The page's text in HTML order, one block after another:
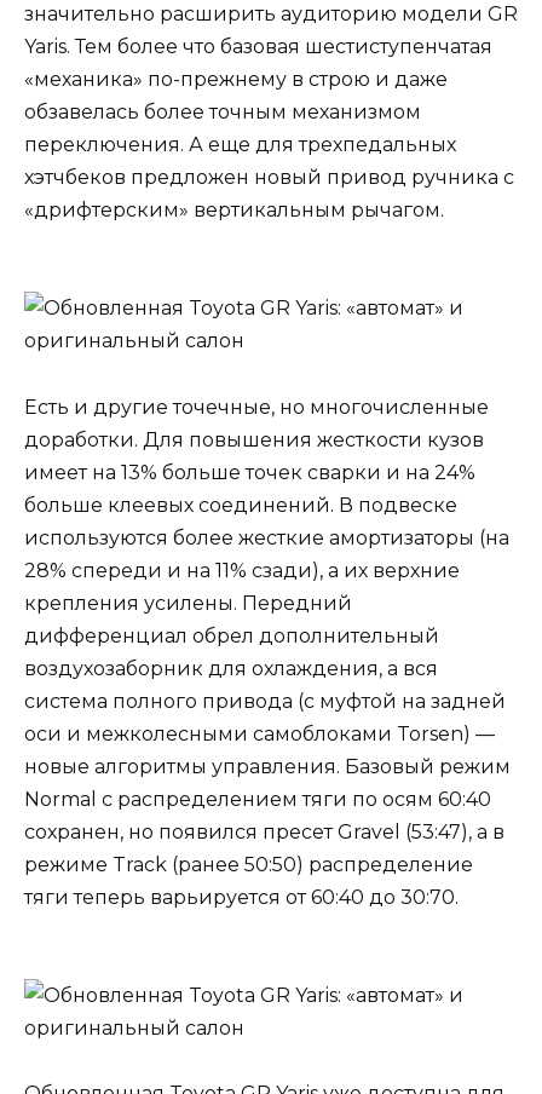
значительно расширить аудиторию модели GR
Yaris. Тем более что базовая шестиступенчатая
«механика» по-прежнему в строю и даже
обзавелась более точным механизмом
переключения. А еще для трехпедальных
хэтчбеков предложен новый привод ручника с
«дрифтерским» вертикальным рычагом.
Есть и другие точечные, но многочисленные
доработки. Для повышения жесткости кузов
имеет на 13% больше точек сварки и на 24%
больше клеевых соединений. В подвеске
используются более жесткие амортизаторы (на
28% спереди и на 11% сзади), а их верхние
крепления усилены. Передний
дифференциал обрел дополнительный
воздухозаборник для охлаждения, а вся
система полного привода (с муфтой на задней
оси и межколесными самоблоками Torsen) —
новые алгоритмы управления. Базовый режим
Normal с распределением тяги по осям 60:40
сохранен, но появился пресет Gravel (53:47), а в
режиме Track (ранее 50:50) распределение
тяги теперь варьируется от 60:40 до 30:70.